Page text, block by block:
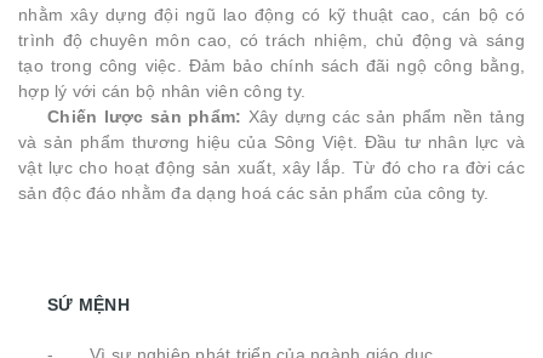
nhằm xây dựng đội ngũ lao động có kỹ thuật cao, cán bộ có
trình độ chuyên môn cao, có trách nhiệm, chủ động và sáng
tạo trong công việc. Đảm bảo chính sách đãi ngộ công bằng,
hợp lý với cán bộ nhân viên công ty.
Chiến lược sản phẩm: Xây dựng các sản phẩm nền tảng
và sản phẩm thương hiệu của Sông Việt. Đầu tư nhân lực và
vật lực cho hoạt động sản xuất, xây lắp. Từ đó cho ra đời các
sản độc đáo nhằm đa dạng hoá các sản phẩm của công ty.
SỨ MỆNH